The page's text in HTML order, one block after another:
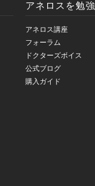
アネロスを勉強
アネロス講座
フォーラム
ドクターズボイス
公式ブログ
購入ガイド